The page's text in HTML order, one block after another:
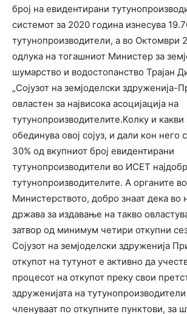
број на евидентирани
системот за 2020 година изнесува
тутунопроизводители, а во Октомври
одлука на тогашниот Министер за
шумарство и водостопанство Трајан
„Сојузот на земјоделски здруженија-
овластен за највисока асоцијација на
тутунопроизводителите.Колку и какви
обединува овој сојуз, и дали кон него
30% од вкупниот број евидентирани
тутунопроизводители во ИСЕТ
тутунопроизводителите. А органите во
Министерството, добро знаат дека во
држава за издавање на такво
затвор од минимум четири откупни
Сојузот на земјоделски здруженија
откупот на тутунот е активно да
процесот на откупот преку свои
здруженијата на
членуваат по откупните пунктови, за